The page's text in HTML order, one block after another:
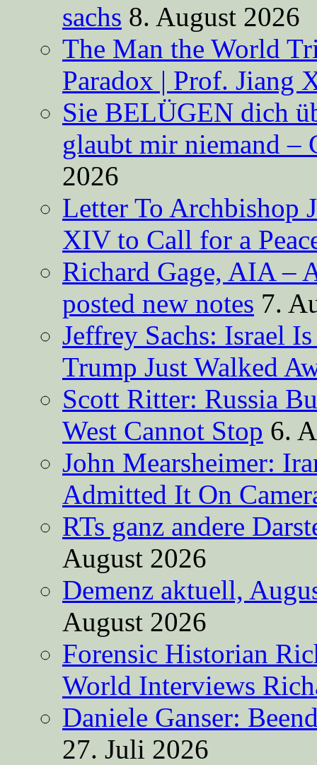
sachs 8. August 2026
The Man the World
Paradox | Prof. Jiang
Sie BELÜGEN dich
glaubt mir niemand –
2026
Letter To Archbishop
XIV to Call for a
Richard Gage, AIA –
posted new notes 7.
Jeffrey Sachs: Israel
Trump Just Walked
Scott Ritter: Russia
West Cannot Stop 6.
John Mearsheimer:
Admitted It On
RTs ganz andere
August 2026
Demenz aktuell,
August 2026
Forensic Historian
World Interviews
Daniele Ganser:
27. Juli 2026